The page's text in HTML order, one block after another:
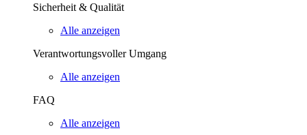
Sicherheit & Qualität
Alle anzeigen
Verantwortungsvoller Umgang
Alle anzeigen
FAQ
Alle anzeigen